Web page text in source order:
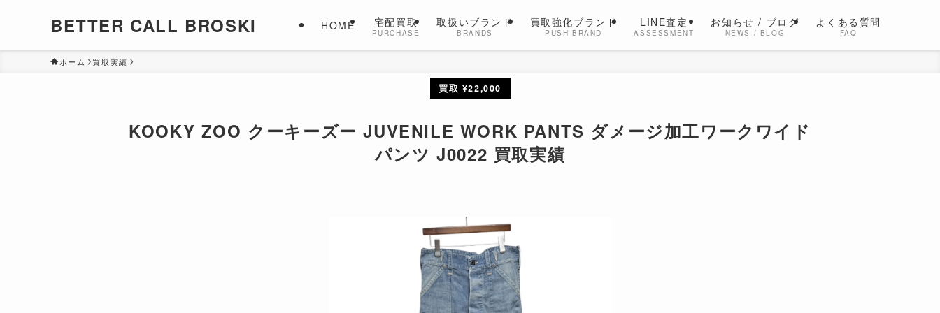
BETTER CALL BROSKI HOME 宅配買取
PURCHASE
取扱いブランド
BRANDS
買取強化ブランド
PUSH BRAND
LINE査定
ASSESSMENT
お知らせ / ブログ
NEWS / BLOG
よくある質問
FAQ
ホーム 買取実績
買取 ¥22,000
KOOKY ZOO クーキーズー JUVENILE WORK PANTS ダメージ加工ワークワイド
パンツ J0022 買取実績